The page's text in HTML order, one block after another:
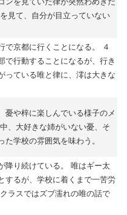
見て、自分が目立っていない
で京都に行くことになる。 ４
で行動することになるが、行き
っている唯と律に、澪は大きな
憂や梓に楽しんでいる様子のメ
、大好きな姉がいない憂、そ
学校の雰囲気を味わう。
降り続けている。 唯はギー太
するが、学校に着くまで一苦労
ラスではズブ濡れの唯の話で